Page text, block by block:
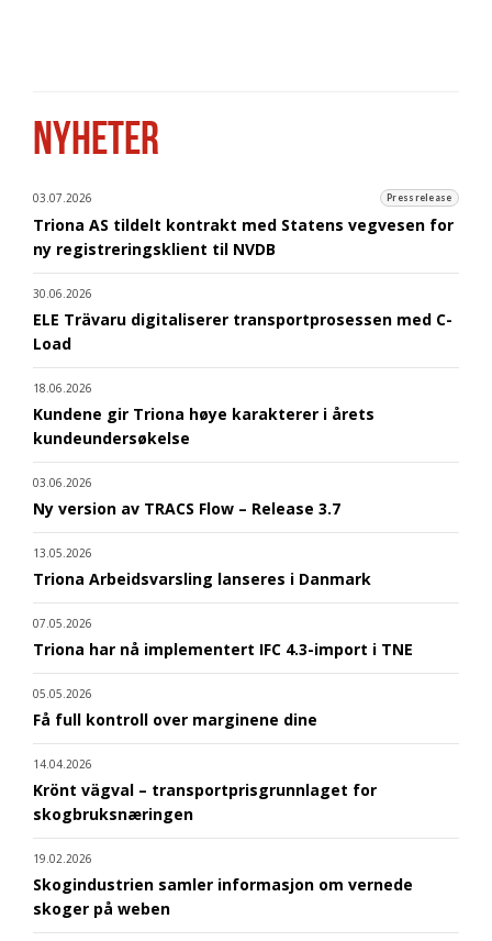
NYHETER
03.07.2026 Pressrelease
Triona AS tildelt kontrakt med Statens vegvesen for
ny registreringsklient til NVDB
30.06.2026
ELE Trävaru digitaliserer transportprosessen med C-
Load
18.06.2026
Kundene gir Triona høye karakterer i årets
kundeundersøkelse
03.06.2026
Ny version av TRACS Flow – Release 3.7
13.05.2026
Triona Arbeidsvarsling lanseres i Danmark
07.05.2026
Triona har nå implementert IFC 4.3-import i TNE
05.05.2026
Få full kontroll over marginene dine
14.04.2026
Krönt vägval – transportprisgrunnlaget for
skogbruksnæringen
19.02.2026
Skogindustrien samler informasjon om vernede
skoger på weben